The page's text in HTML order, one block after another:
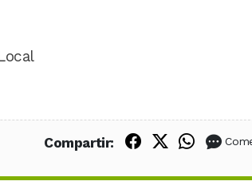
Compartir: Compartir en
Compartir